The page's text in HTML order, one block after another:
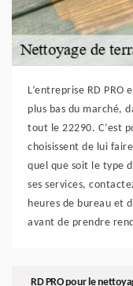
L’entreprise RD PRO
plus bas du marché,
tout le 22290. C’est
choisissent de lui
quel que soit le type
ses services,
heures de bureau et
avant de prendre
RD PRO pour le